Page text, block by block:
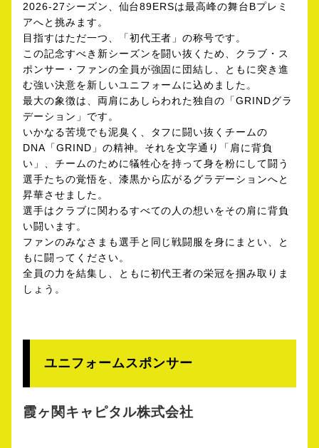
2026-27シーズン、仙台89ERSは最高峰の舞台Bプレミ
アへと挑みます。
目指すはただ一つ、「初代王者」の称号です。
この記念すべき新シーズンを闘い抜くため、クラブ・ス
ポンサー・ファンの全員が強固に団結し、ともに突き進
む強い決意を新しいユニフォームに込めました。
最大の象徴は、両肩にあしらわれた独自の「GRINDグラ
デーション」です。
いかなる苦境でも泥臭く、タフに闘い抜くチームの
DNA「GRIND」の精神。それを文字通り「肩に背負
い」、チームのために犠牲心を持って身を粉にして闘う
選手たちの覚悟を、漆黒から広がるグラデーションへと
昇華させました。
選手はクラブに関わるすべての人の想いをその肩に背負
い闘います。
ファンのみなさまも選手と同じ戦闘服を身にまとい、と
もに闘ってください。
全員の力を結集し、ともに初代王者の栄冠を掴み取りま
しょう。
ユニフォームスポンサー
霞ヶ関キャピタル株式会社